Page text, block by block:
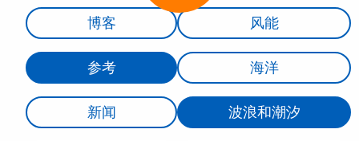
博客
参考
新闻
风能
海洋
波浪和潮汐